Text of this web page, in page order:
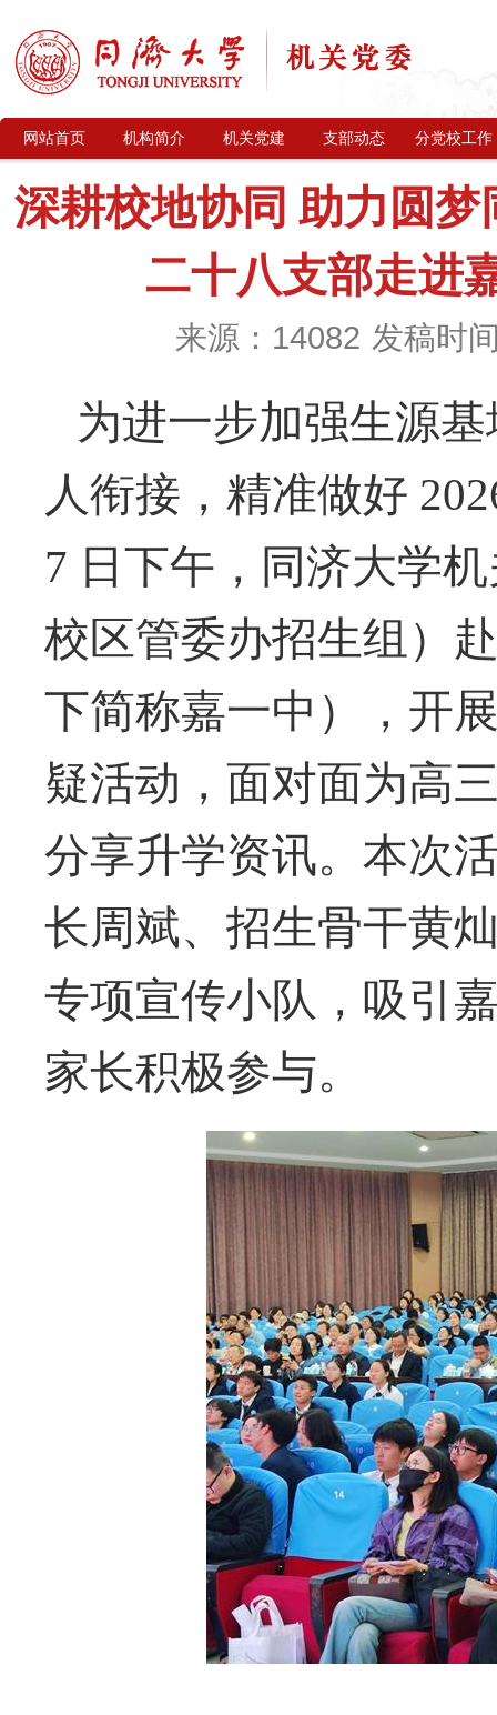
网站首页 机构简介 机关党建 支部动态 分党校工作
深耕校地协同 助力圆
二十八支部走进
来源：14082 发稿时
为进一步加强生源
人衔接，精准做好
7 日下午，同济大学
校区管委办招生组）
下简称嘉一中）
，开
疑活动，面对面为高
分享升学资讯。本次
长周斌、 招生骨干黄
专项宣传小队，吸引
家长积极参与。